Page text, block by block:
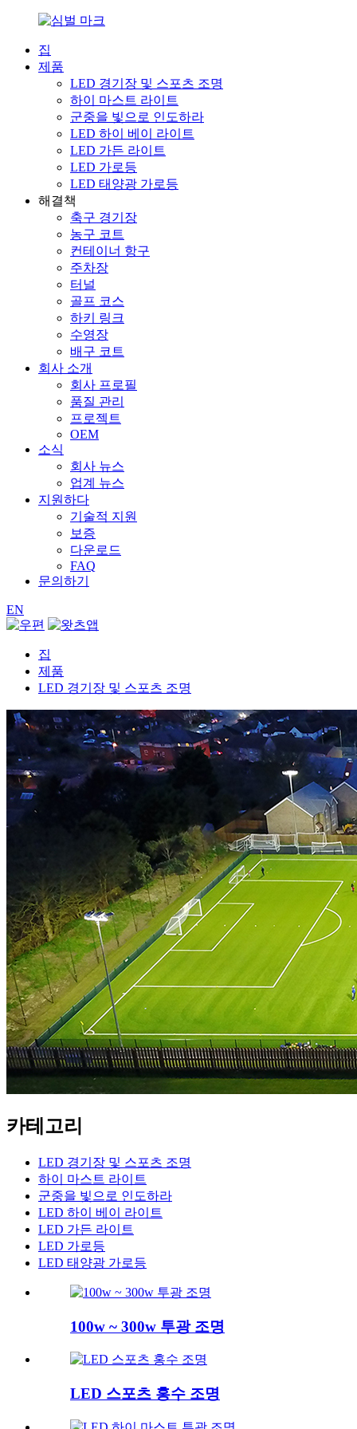
집
제품
LED 경기장 및 스포츠 조명
하이 마스트 라이트
군중을 빛으로 인도하라
LED 하이 베이 라이트
LED 가든 라이트
LED 가로등
LED 태양광 가로등
해결책
축구 경기장
농구 코트
컨테이너 항구
주차장
터널
골프 코스
하키 링크
수영장
배구 코트
회사 소개
회사 프로필
품질 관리
프로젝트
OEM
소식
회사 뉴스
업계 뉴스
지원하다
기술적 지원
보증
다운로드
FAQ
문의하기
EN
집
제품
LED 경기장 및 스포츠 조명
카테고리
LED 경기장 및 스포츠 조명
하이 마스트 라이트
군중을 빛으로 인도하라
LED 하이 베이 라이트
LED 가든 라이트
LED 가로등
LED 태양광 가로등
100w ~ 300w 투광 조명
LED 스포츠 홍수 조명